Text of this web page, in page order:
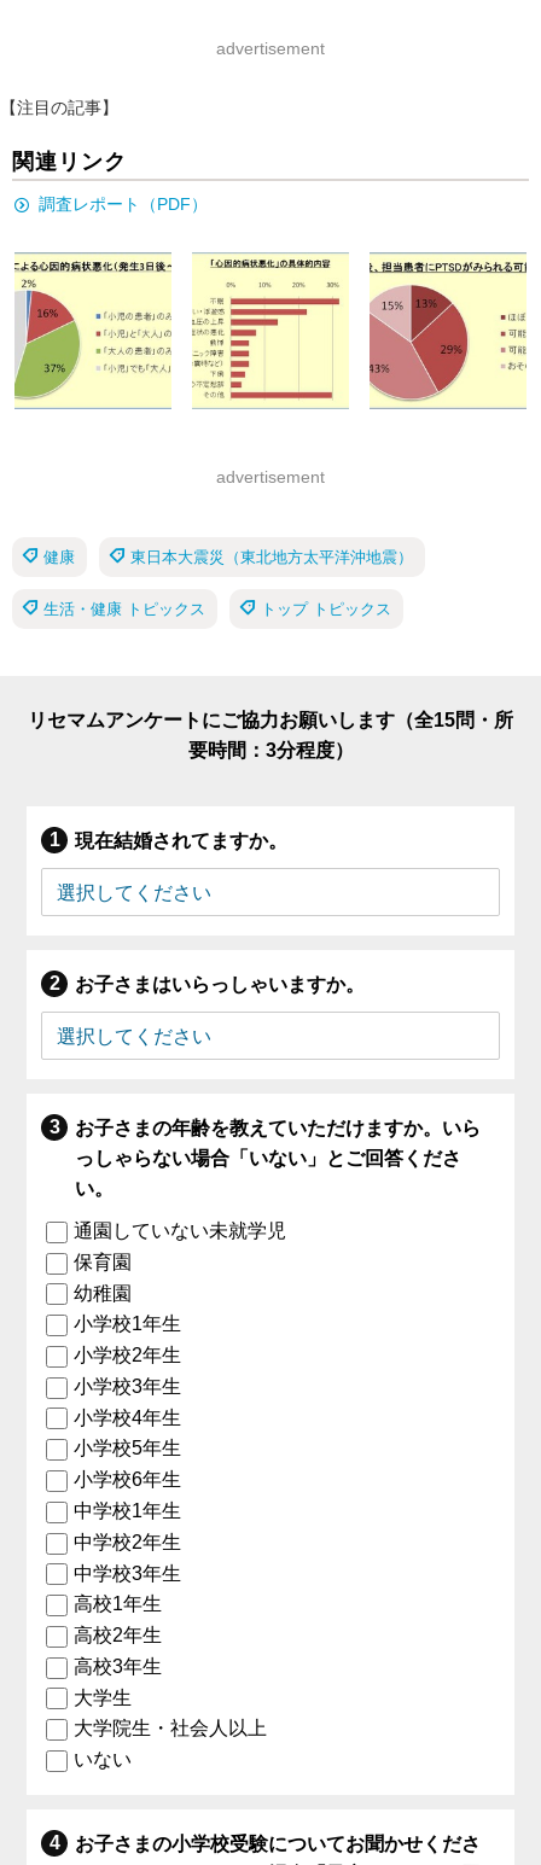
advertisement
【注目の記事】
関連リンク
調査レポート（PDF）
advertisement
健康 東日本大震災（東北地方太平洋沖地震）
生活・健康 トピックス トップ トピックス
リセマムアンケートにご協力お願いします（全15問・所
要時間：3分程度）
現在結婚されてますか。
お子さまはいらっしゃいますか。
お子さまの年齢を教えていただけますか。いら
っしゃらない場合「いない」とご回答くださ
い。
通園していない未就学児
保育園
幼稚園
小学校1年生
小学校2年生
小学校3年生
小学校4年生
小学校5年生
小学校6年生
中学校1年生
中学校2年生
中学校3年生
高校1年生
高校2年生
高校3年生
大学生
大学院生・社会人以上
いない
お子さまの小学校受験についてお聞かせくださ